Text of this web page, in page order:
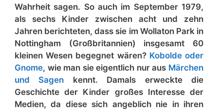
Wahrheit sagen. So auch im September 1979,
als sechs Kinder zwischen acht und zehn
Jahren berichteten, dass sie im Wollaton Park in
Nottingham (Großbritannien) insgesamt 60
kleinen Wesen begegnet wären? Kobolde oder
Gnome, wie man sie eigentlich nur aus Märchen
und Sagen kennt. Damals erweckte die
Geschichte der Kinder großes Interesse der
Medien, da diese sich angeblich nie in ihren